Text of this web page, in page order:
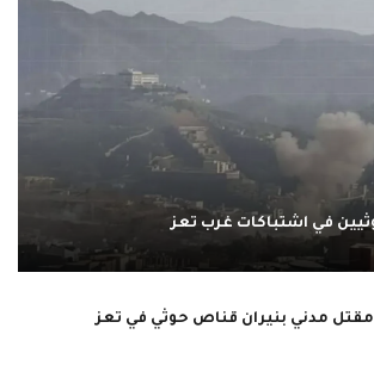
مقتل مدني بنيران قناص حوثي في تعز